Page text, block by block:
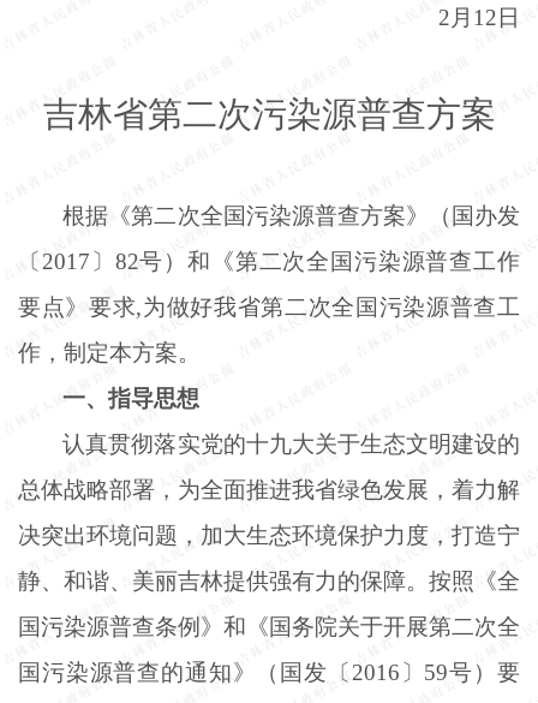
2月12日
吉林省第二次污染源普查方案
根据《第二次全国污染源普查方案》（国办发
〔2017〕82号）和《第二次全国污染源普查工作
要点》要求,为做好我省第二次全国污染源普查工
作，制定本方案。
一、指导思想
认真贯彻落实党的十九大关于生态文明建设的
总体战略部署，为全面推进我省绿色发展，着力解
决突出环境问题，加大生态环境保护力度，打造宁
静、和谐、美丽吉林提供强有力的保障。按照《全
国污染源普查条例》和《国务院关于开展第二次全
国污染源普查的通知》（国发〔2016〕59号）要